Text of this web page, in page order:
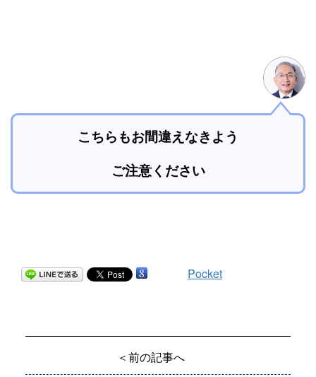
こちらもお間違えなきよう
ご注意ください
Pocket
＜前の記事へ